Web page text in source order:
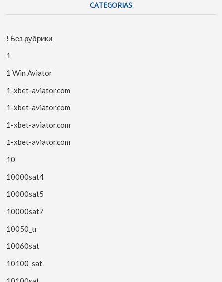
CATEGORIAS
! Без рубрики
1
1 Win Aviator
1-xbet-aviator.com
1-xbet-aviator.com
1-xbet-aviator.com
1-xbet-aviator.com
10
10000sat4
10000sat5
10000sat7
10050_tr
10060sat
10100_sat